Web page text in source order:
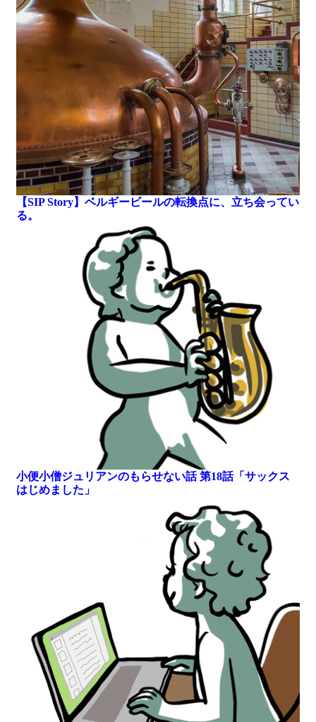
【SIP Story】ベルギービールの転換点に、立ち会ってい
る。
小便小僧ジュリアンのもらせない話 第18話「サックス
はじめました」